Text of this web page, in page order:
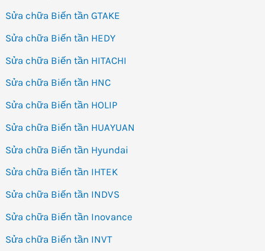
Sửa chữa Biến tần GTAKE
Sửa chữa Biến tần HEDY
Sửa chữa Biến tần HITACHI
Sửa chữa Biến tần HNC
Sửa chữa Biến tần HOLIP
Sửa chữa Biến tần HUAYUAN
Sửa chữa Biến tần Hyundai
Sửa chữa Biến tần IHTEK
Sửa chữa Biến tần INDVS
Sửa chữa Biến tần Inovance
Sửa chữa Biến tần INVT